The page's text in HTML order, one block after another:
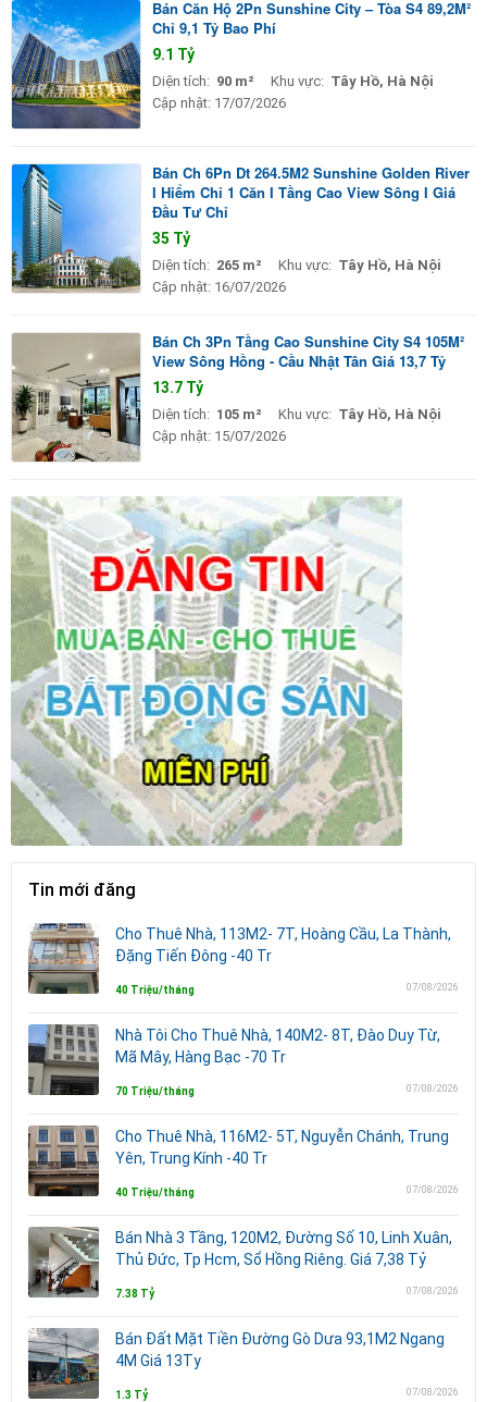
Bán Căn Hộ 2Pn Sunshine City – Tòa S4 89,2M²
Chỉ 9,1 Tỷ Bao Phí
9.1 Tỷ
Diện tích: 90 m² Khu vực: Tây Hồ, Hà Nội
Cập nhật: 17/07/2026
Bán Ch 6Pn Dt 264.5M2 Sunshine Golden River
I Hiểm Chỉ 1 Căn I Tầng Cao View Sông I Giá
Đầu Tư Chỉ
35 Tỷ
Diện tích: 265 m² Khu vực: Tây Hồ, Hà Nội
Cập nhật: 16/07/2026
Bán Ch 3Pn Tầng Cao Sunshine City S4 105M²
View Sông Hồng - Cầu Nhật Tân Giá 13,7 Tỷ
13.7 Tỷ
Diện tích: 105 m² Khu vực: Tây Hồ, Hà Nội
Cập nhật: 15/07/2026
Tin mới đăng
Cho Thuê Nhà, 113M2- 7T, Hoàng Cầu, La Thành,
Đặng Tiến Đông -40 Tr
40 Triệu/tháng 07/08/2026
Nhà Tôi Cho Thuê Nhà, 140M2- 8T, Đào Duy Từ,
Mã Mây, Hàng Bạc -70 Tr
70 Triệu/tháng 07/08/2026
Cho Thuê Nhà, 116M2- 5T, Nguyễn Chánh, Trung
Yên, Trung Kính -40 Tr
40 Triệu/tháng 07/08/2026
Bán Nhà 3 Tầng, 120M2, Đường Số 10, Linh Xuân,
Thủ Đức, Tp Hcm, Sổ Hồng Riêng. Giá 7,38 Tỷ
7.38 Tỷ 07/08/2026
Bán Đất Mặt Tiền Đường Gò Dưa 93,1M2 Ngang
4M Giá 13Ty
1.3 Tỷ 07/08/2026